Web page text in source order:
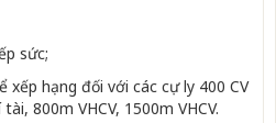
sức;
xếp hạng đối với các cự ly 400 CV
800m VHCV, 1500m VHCV.